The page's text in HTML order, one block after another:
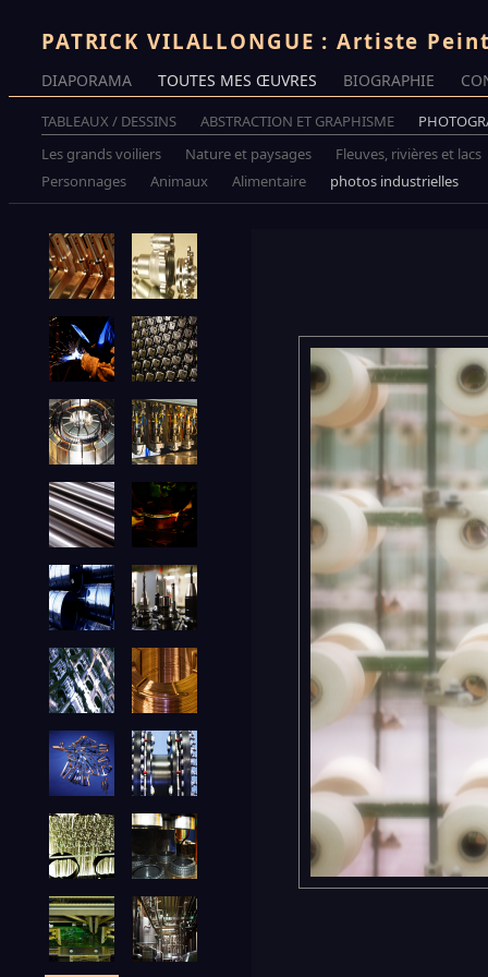
PATRICK VILALLONGUE : Artiste
DIAPORAMA TOUTES MES ŒUVRES BIOGRAPHIE
TABLEAUX / DESSINS ABSTRACTION ET GRAPHISME
Les grands voiliers
Nature et paysages
Fleuves, rivières et lacs
Personnages
Animaux Alimentaire photos industrielles